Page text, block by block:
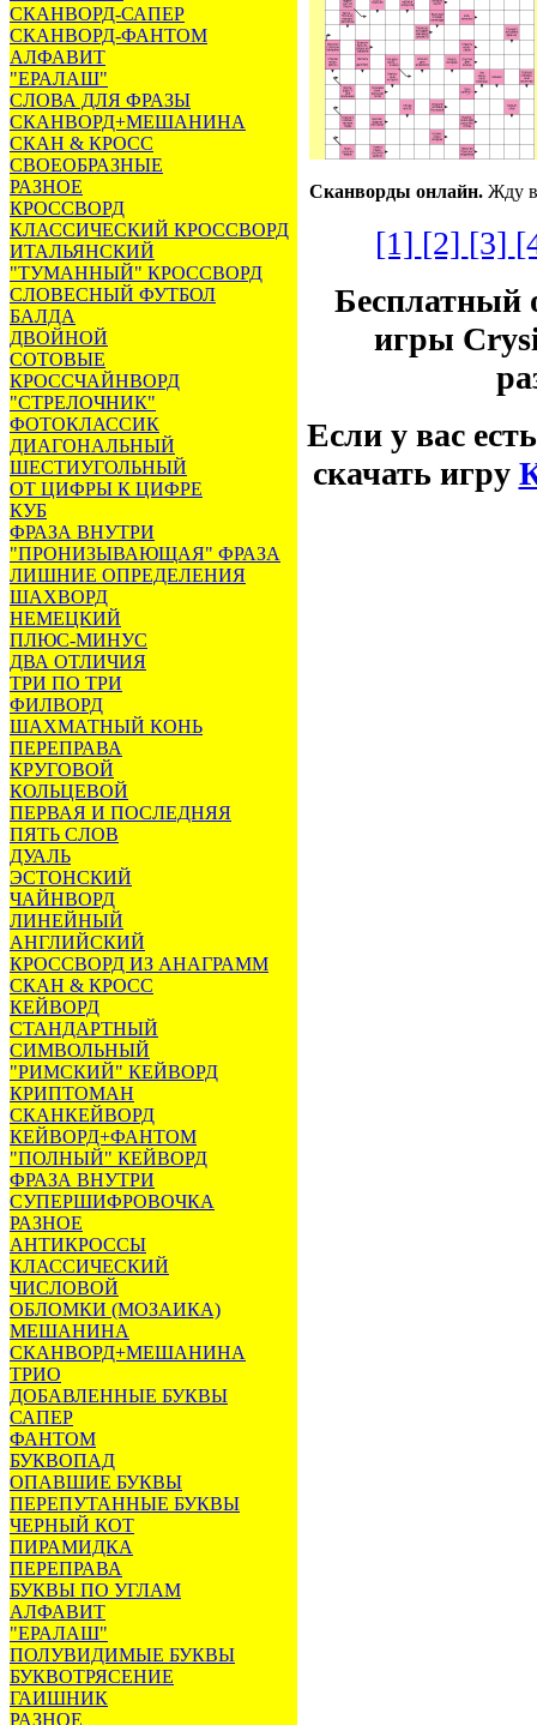
СКАНВОРД-САПЕР
СКАНВОРД-ФАНТОМ
АЛФАВИТ
"ЕРАЛАШ"
СЛОВА ДЛЯ ФРАЗЫ
СКАНВОРД+МЕШАНИНА
СКАН & КРОСС
СВОЕОБРАЗНЫЕ
РАЗНОЕ
КРОССВОРД
КЛАССИЧЕСКИЙ КРОССВОРД
ИТАЛЬЯНСКИЙ
"ТУМАННЫЙ" КРОССВОРД
СЛОВЕСНЫЙ ФУТБОЛ
БАЛДА
ДВОЙНОЙ
СОТОВЫЕ
КРОССЧАЙНВОРД
"СТРЕЛОЧНИК"
ФОТОКЛАССИК
ДИАГОНАЛЬНЫЙ
ШЕСТИУГОЛЬНЫЙ
ОТ ЦИФРЫ К ЦИФРЕ
КУБ
ФРАЗА ВНУТРИ
"ПРОНИЗЫВАЮЩАЯ" ФРАЗА
ЛИШНИЕ ОПРЕДЕЛЕНИЯ
ШАХВОРД
НЕМЕЦКИЙ
ПЛЮС-МИНУС
ДВА ОТЛИЧИЯ
ТРИ ПО ТРИ
ФИЛВОРД
ШАХМАТНЫЙ КОНЬ
ПЕРЕПРАВА
КРУГОВОЙ
КОЛЬЦЕВОЙ
ПЕРВАЯ И ПОСЛЕДНЯЯ
ПЯТЬ СЛОВ
ДУАЛЬ
ЭСТОНСКИЙ
ЧАЙНВОРД
ЛИНЕЙНЫЙ
АНГЛИЙСКИЙ
КРОССВОРД ИЗ АНАГРАММ
СКАН & КРОСС
КЕЙВОРД
СТАНДАРТНЫЙ
СИМВОЛЬНЫЙ
"РИМСКИЙ" КЕЙВОРД
КРИПТОМАН
СКАНКЕЙВОРД
КЕЙВОРД+ФАНТОМ
"ПОЛНЫЙ" КЕЙВОРД
ФРАЗА ВНУТРИ
СУПЕРШИФРОВОЧКА
РАЗНОЕ
АНТИКРОССЫ
КЛАССИЧЕСКИЙ
ЧИСЛОВОЙ
ОБЛОМКИ (МОЗАИКА)
МЕШАНИНА
СКАНВОРД+МЕШАНИНА
ТРИО
ДОБАВЛЕННЫЕ БУКВЫ
САПЕР
ФАНТОМ
БУКВОПАД
ОПАВШИЕ БУКВЫ
ПЕРЕПУТАННЫЕ БУКВЫ
ЧЕРНЫЙ КОТ
ПИРАМИДКА
ПЕРЕПРАВА
БУКВЫ ПО УГЛАМ
АЛФАВИТ
"ЕРАЛАШ"
ПОЛУВИДИМЫЕ БУКВЫ
БУКВОТРЯСЕНИЕ
ГАИШНИК
РАЗНОЕ
Сканворды онлайн. Жду
[1] [2] [3]
Бесплатный
игры
Если у вас
скачать игру